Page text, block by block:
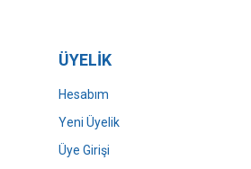
ÜYELİK
Hesabım
Yeni Üyelik
Üye Girişi